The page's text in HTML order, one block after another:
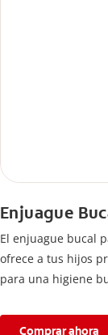
Enjuague
El enjuague bucal
ofrece a tus hijos
para una higiene
Comprar ahora